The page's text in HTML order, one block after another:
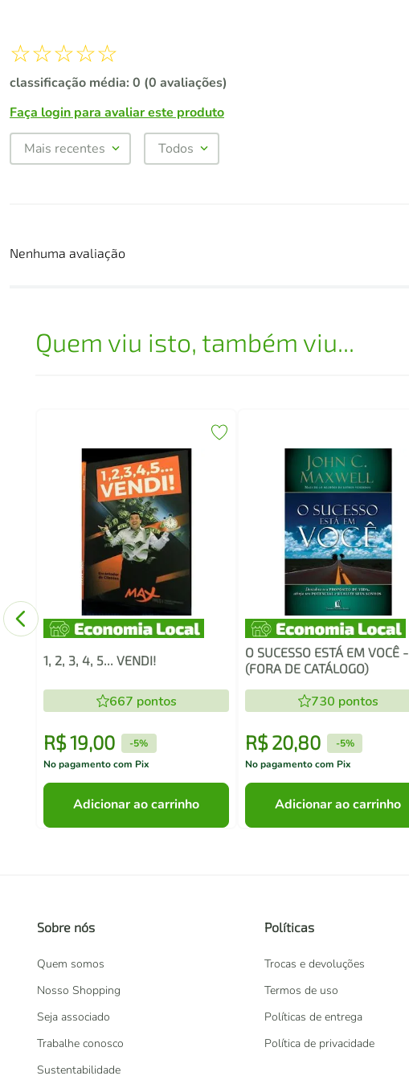
☆☆☆☆☆
classificação média: 0 (0 avaliações)
Faça login para avaliar este produto
Mais recentes Todos
Nenhuma avaliação
Quem viu isto, também viu...
1, 2, 3, 4, 5... VENDI!
667 pontos
R$19,00 -5%
No pagamento com Pix
Adicionar ao carrinho
O SUCESSO ESTÁ EM VOCÊ -
(FORA DE CATÁLOGO)
730 pontos
R$ 20,80 -5%
No pagamento com Pix
Adicionar ao carrinho
Sobre nós
Quem somos
Nosso Shopping
Seja associado
Trabalhe conosco
Sustentabilidade
Políticas
Trocas e devoluções
Termos de uso
Políticas de entrega
Política de privacidade